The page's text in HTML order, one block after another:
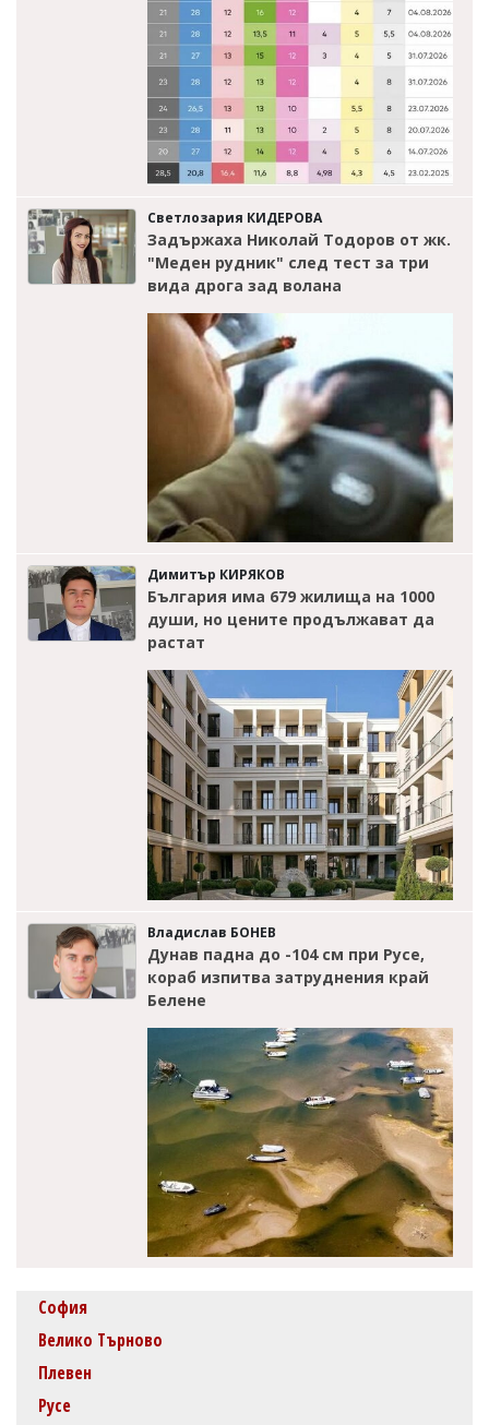
Светлозария КИДЕРОВА
Задържаха Николай Тодоров от жк.
"Меден рудник" след тест за три
вида дрога зад волана
Димитър КИРЯКОВ
България има 679 жилища на 1000
души, но цените продължават да
растат
Владислав БОНЕВ
Дунав падна до -104 см при Русе,
кораб изпитва затруднения край
Белене
София
Велико Търново
Плевен
Русе